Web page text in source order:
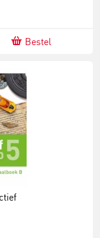
Bestel